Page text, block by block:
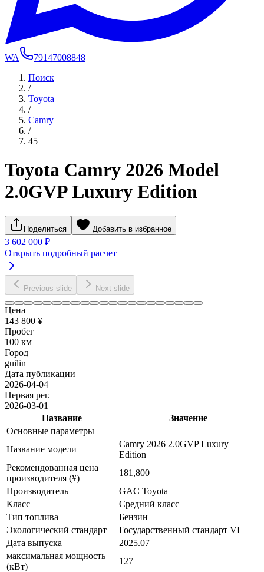
WA
79147008848
Поиск
/
Toyota
/
Camry
/
45
Toyota Camry 2026 Model
2.0GVP Luxury Edition
Поделиться Добавить в избранное
3 602 000 ₽
Открыть подробный расчет
Previous slide Next slide
Цена
143 800 ¥
Пробег
100 км
Город
guilin
Дата публикации
2026-04-04
Первая рег.
2026-03-01
Название
Значение
Основные параметры
Название модели
Camry 2026 2.0GVP Luxury
Edition
Рекомендованная цена
производителя (¥)
181,800
Производитель
GAC Toyota
Класс
Средний класс
Тип топлива
Бензин
Экологический стандарт
Государственный стандарт VI
Дата выпуска
2025.07
максимальная мощность
(кВт)
127